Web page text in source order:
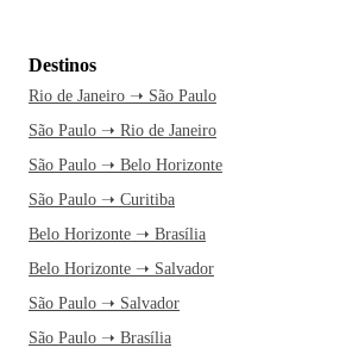
Destinos
Rio de Janeiro ➝ São Paulo
São Paulo ➝ Rio de Janeiro
São Paulo ➝ Belo Horizonte
São Paulo ➝ Curitiba
Belo Horizonte ➝ Brasília
Belo Horizonte ➝ Salvador
São Paulo ➝ Salvador
São Paulo ➝ Brasília